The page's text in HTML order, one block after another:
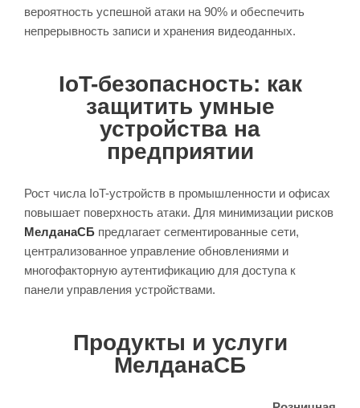
вероятность успешной атаки на 90% и обеспечить
непрерывность записи и хранения видеоданных.
IoT-безопасность: как
защитить умные
устройства на
предприятии
Рост числа IoT-устройств в промышленности и офисах
повышает поверхность атаки. Для минимизации рисков
МелданаСБ предлагает сегментированные сети,
централизованное управление обновлениями и
многофакторную аутентификацию для доступа к
панели управления устройствами.
Продукты и услуги
МелданаСБ